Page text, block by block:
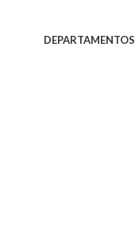
DEPARTAMENTOS